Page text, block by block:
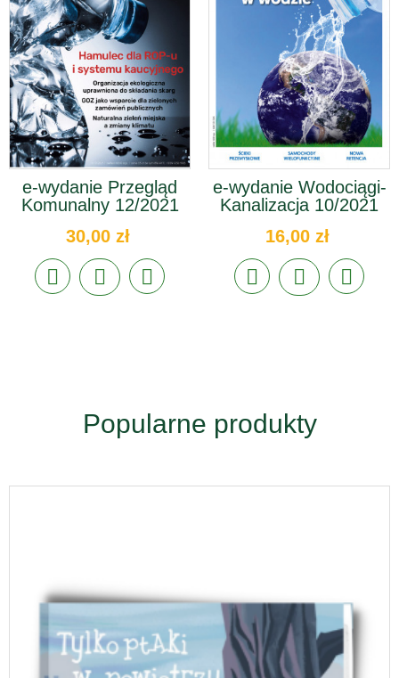
e-wydanie Przegląd
Komunalny 12/2021
30,00 zł
e-wydanie Wodociągi-
Kanalizacja 10/2021
16,00 zł
Popularne produkty